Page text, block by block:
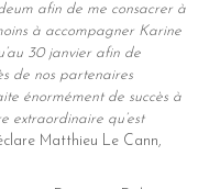
afin de me consacrer à
à accompagner Karine
30 janvier afin de
de nos partenaires
énormément de succès à
extraordinaire qu’est
Matthieu Le Cann,